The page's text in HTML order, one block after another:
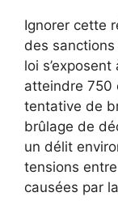
Ignorer cette
des
loi
atteindre 750
tentative de
brûlage de
un délit
tensions
causées par